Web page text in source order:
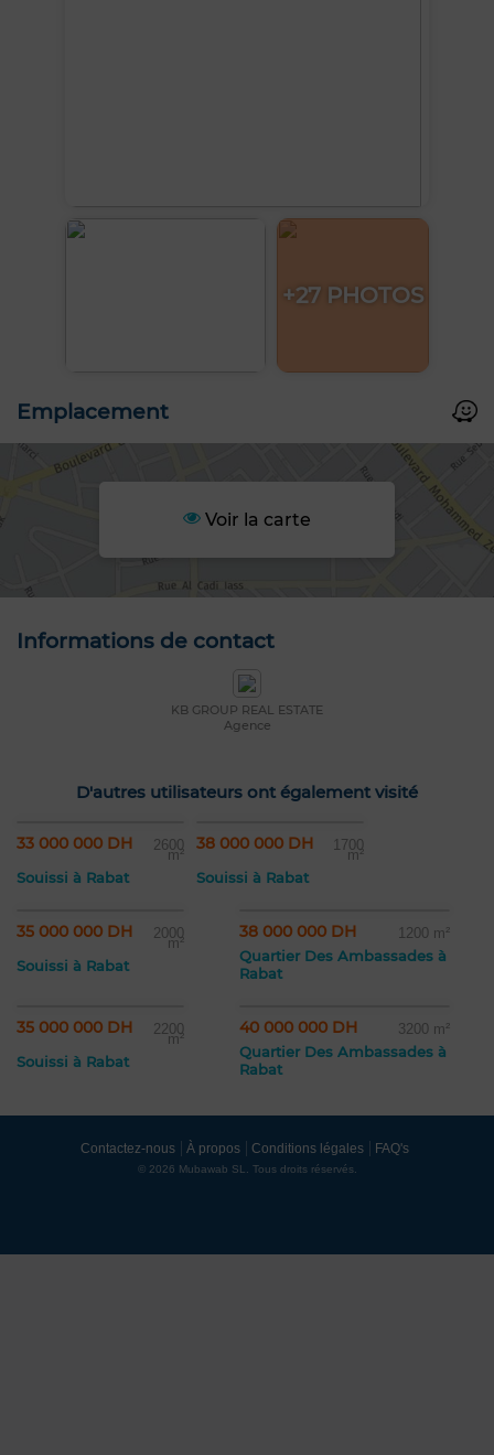
+27 PHOTOS
Emplacement
Voir la carte
Informations de contact
KB GROUP REAL ESTATE
Agence
D'autres utilisateurs ont également visité
33 000 000 DH 2600
m²
Souissi à Rabat
38 000 000 DH 1700
m²
Souissi à Rabat
35 000 000 DH 2000
m²
Souissi à Rabat
38 000 000 DH 1200 m²
Quartier Des Ambassades à
Rabat
35 000 000 DH 2200
m²
Souissi à Rabat
40 000 000 DH 3200 m²
Quartier Des Ambassades à
Rabat
Contactez-nous À propos Conditions légales FAQ's
© 2026 Mubawab SL. Tous droits réservés.